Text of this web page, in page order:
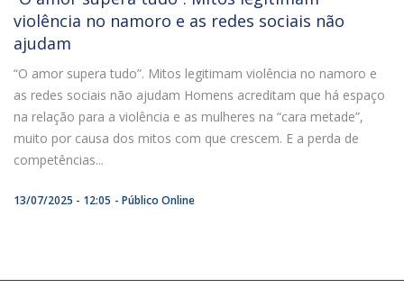
violência no namoro e as redes sociais não
ajudam
“O amor supera tudo”. Mitos legitimam violência no namoro e
as redes sociais não ajudam Homens acreditam que há espaço
na relação para a violência e as mulheres na “cara metade”,
muito por causa dos mitos com que crescem. E a perda de
competências...
13/07/2025 - 12:05 Público Online